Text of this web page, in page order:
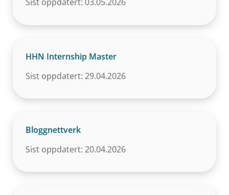
HHN Internship Master
Sist oppdatert: 29.04.2026
Bloggnettverk
Sist oppdatert: 20.04.2026